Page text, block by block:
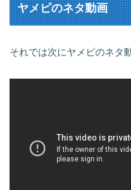
ヤメピのネタ動画
それでは次にヤメピのネタ